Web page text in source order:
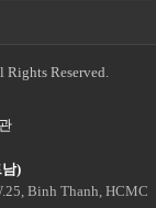
Rights Reserved.
)
Binh Thanh, HCMC